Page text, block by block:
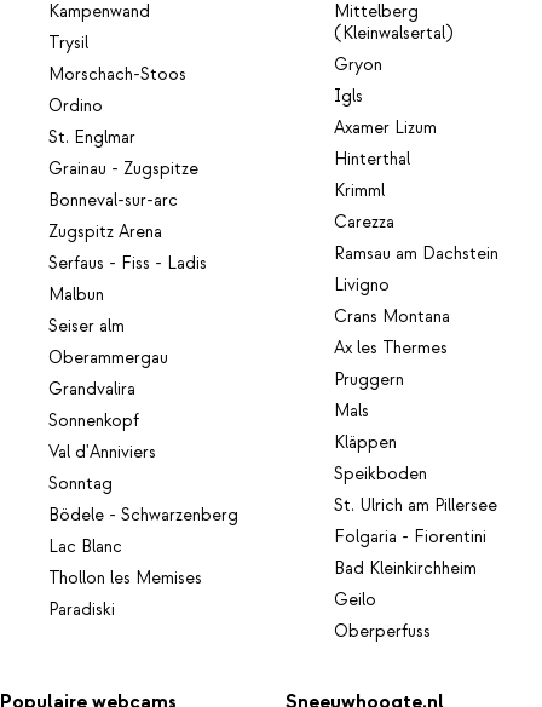
Kampenwand
Trysil
Morschach-Stoos
Ordino
St. Englmar
Grainau - Zugspitze
Bonneval-sur-arc
Zugspitz Arena
Serfaus - Fiss - Ladis
Malbun
Seiser alm
Oberammergau
Grandvalira
Sonnenkopf
Val d'Anniviers
Sonntag
Bödele - Schwarzenberg
Lac Blanc
Thollon les Memises
Paradiski
Mittelberg
(Kleinwalsertal)
Gryon
Igls
Axamer Lizum
Hinterthal
Krimml
Carezza
Ramsau am Dachstein
Livigno
Crans Montana
Ax les Thermes
Pruggern
Mals
Kläppen
Speikboden
St. Ulrich am Pillersee
Folgaria - Fiorentini
Bad Kleinkirchheim
Geilo
Oberperfuss
Populaire webcams Sneeuwhoogte.nl